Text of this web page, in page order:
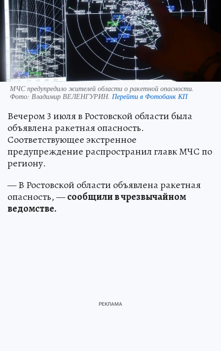
МЧС предупредило жителей области о ракетной опасности.
Фото: Владимир ВЕЛЕНГУРИН. Перейти в Фотобанк КП
Вечером 3 июля в Ростовской области была
объявлена ракетная опасность.
Соответствующее экстренное
предупреждение распространил главк МЧС по
региону.
— В Ростовской области объявлена ракетная
опасность, —сообщили в чрезвычайном
ведомстве.